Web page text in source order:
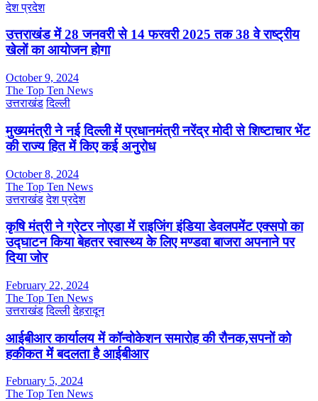
देश प्रदेश
उत्तराखंड में 28 जनवरी से 14 फरवरी 2025 तक 38 वे राष्ट्रीय
खेलों का आयोजन होगा
October 9, 2024
The Top Ten News
उत्तराखंड दिल्ली
मुख्यमंत्री ने नई दिल्ली में प्रधानमंत्री नरेंद्र मोदी से शिष्टाचार भेंट
की राज्य हित में किए कई अनुरोध
October 8, 2024
The Top Ten News
उत्तराखंड देश प्रदेश
कृषि मंत्री ने ग्रेटर नोएडा में राइजिंग इंडिया डेवलपमेंट एक्सपो का
उद्घाटन किया बेहतर स्वास्थ्य के लिए मण्डवा बाजरा अपनाने पर
दिया जोर
February 22, 2024
The Top Ten News
उत्तराखंड दिल्ली देहरादून
आईबीआर कार्यालय में कॉन्वोकेशन समारोह की रौनक,सपनों को
हकीकत में बदलता है आईबीआर
February 5, 2024
The Top Ten News